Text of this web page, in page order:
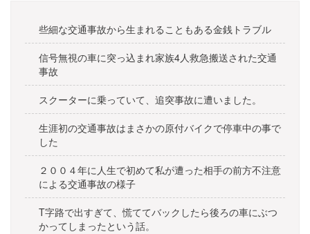
些細な交通事故から生まれることもある金銭トラブル
信号無視の車に突っ込まれ家族4人救急搬送された交通
事故
スクーターに乗っていて、追突事故に遭いました。
生涯初の交通事故はまさかの原付バイクで停車中の事で
した
２００４年に人生で初めて私が遭った相手の前方不注意
による交通事故の様子
T字路で出すぎて、慌ててバックしたら後ろの車にぶつ
かってしまったという話。